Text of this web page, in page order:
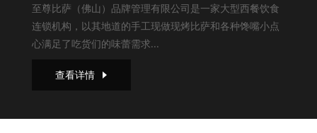
至尊比萨（佛山）品牌管理有限公司是一家大型西餐饮食
连锁机构，以其地道的手工现做现烤比萨和各种馋嘴小点
心满足了吃货们的味蕾需求...
查看详情